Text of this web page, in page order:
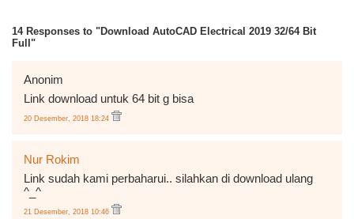
14 Responses to "Download AutoCAD Electrical 2019 32/64 Bit
Full"
Anonim
Link download untuk 64 bit g bisa
20 Desember, 2018 18:24
Nur Rokim
Link sudah kami perbaharui.. silahkan di download ulang
^_^
21 Desember, 2018 10:46